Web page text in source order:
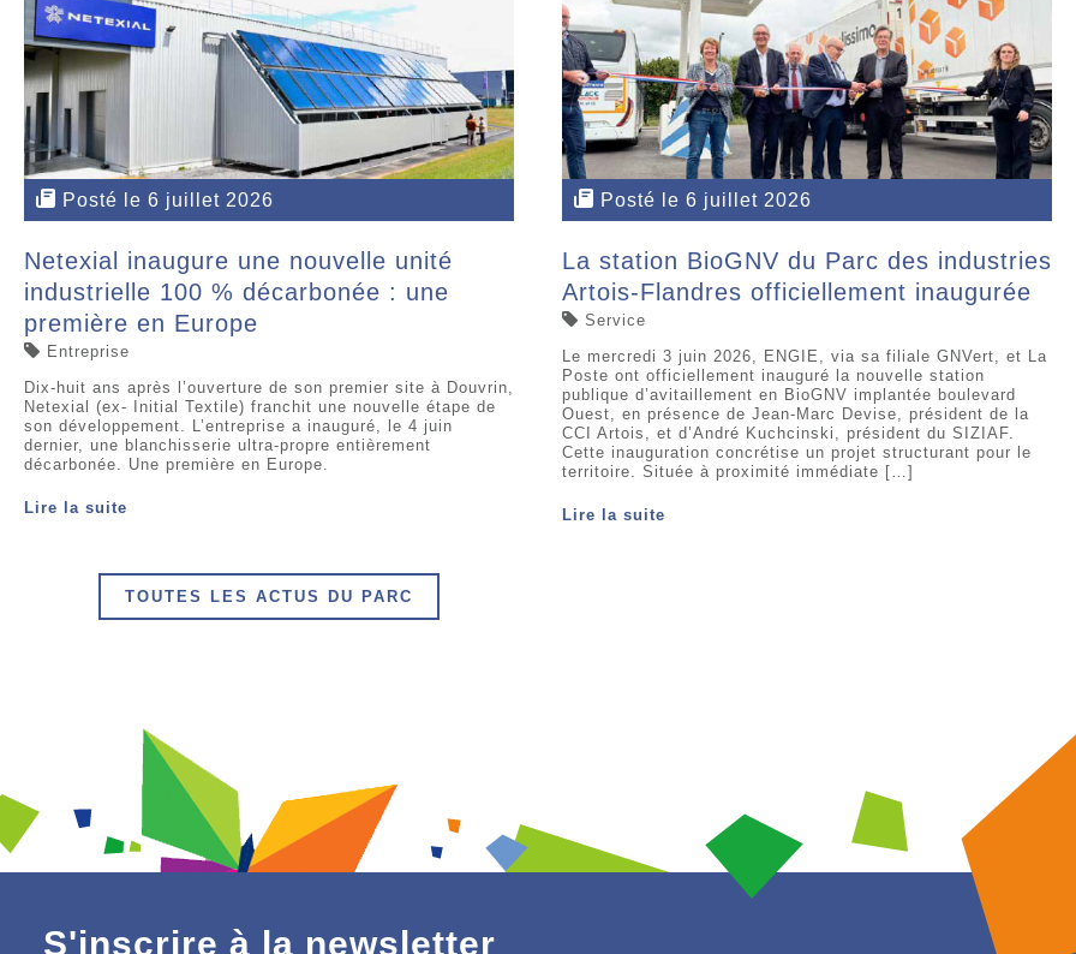
Posté le 6 juillet 2026
Netexial inaugure une nouvelle unité
industrielle 100 % décarbonée : une
première en Europe
Entreprise
Dix-huit ans après l’ouverture de son premier site à Douvrin,
Netexial (ex- Initial Textile) franchit une nouvelle étape de
son développement. L’entreprise a inauguré, le 4 juin
dernier, une blanchisserie ultra-propre entièrement
décarbonée. Une première en Europe.
Lire la suite
Posté le 6 juillet 2026
La station BioGNV du Parc des industries
Artois-Flandres officiellement inaugurée
Service
Le mercredi 3 juin 2026, ENGIE, via sa filiale GNVert, et La
Poste ont officiellement inauguré la nouvelle station
publique d’avitaillement en BioGNV implantée boulevard
Ouest, en présence de Jean-Marc Devise, président de la
CCI Artois, et d’André Kuchcinski, président du SIZIAF.
Cette inauguration concrétise un projet structurant pour le
territoire. Située à proximité immédiate […]
Lire la suite
TOUTES LES ACTUS DU PARC
S'inscrire à la newsletter